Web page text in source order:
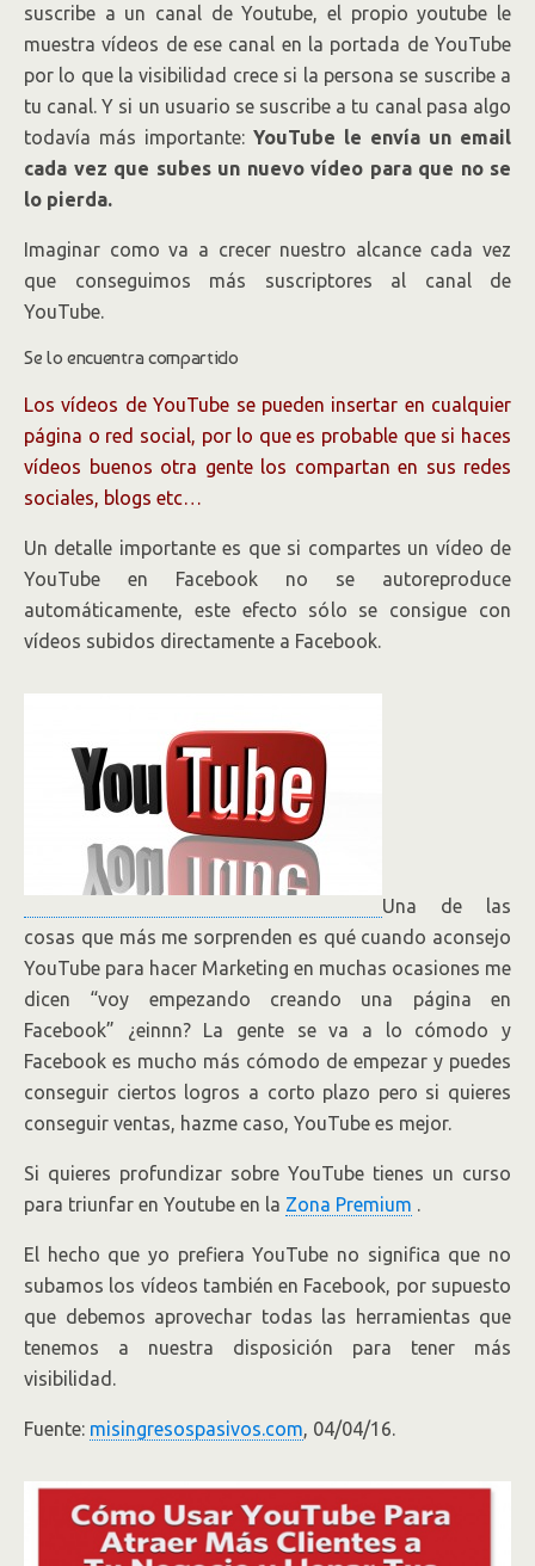
suscribe a un canal de Youtube, el propio youtube le
muestra vídeos de ese canal en la portada de YouTube
por lo que la visibilidad crece si la persona se suscribe a
tu canal. Y si un usuario se suscribe a tu canal pasa algo
todavía más importante: YouTube le envía un email
cada vez que subes un nuevo vídeo para que no se
lo pierda.
Imaginar como va a crecer nuestro alcance cada vez
que conseguimos más suscriptores al canal de
YouTube.
Se lo encuentra compartido
Los vídeos de YouTube se pueden insertar en cualquier
página o red social, por lo que es probable que si haces
vídeos buenos otra gente los compartan en sus redes
sociales, blogs etc…
Un detalle importante es que si compartes un vídeo de
YouTube en Facebook no se autoreproduce
automáticamente, este efecto sólo se consigue con
vídeos subidos directamente a Facebook.
Una de las
cosas que más me sorprenden es qué cuando aconsejo
YouTube para hacer Marketing en muchas ocasiones me
dicen “voy empezando creando una página en
Facebook” ¿einnn? La gente se va a lo cómodo y
Facebook es mucho más cómodo de empezar y puedes
conseguir ciertos logros a corto plazo pero si quieres
conseguir ventas, hazme caso, YouTube es mejor.
Si quieres profundizar sobre YouTube tienes un curso
para triunfar en Youtube en la Zona Premium .
El hecho que yo prefiera YouTube no significa que no
subamos los vídeos también en Facebook, por supuesto
que debemos aprovechar todas las herramientas que
tenemos a nuestra disposición para tener más
visibilidad.
Fuente: misingresospasivos.com, 04/04/16.